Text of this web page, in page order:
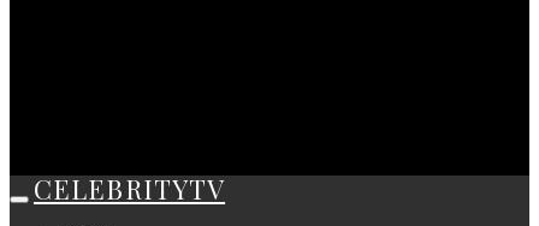
CELEBRITYTV